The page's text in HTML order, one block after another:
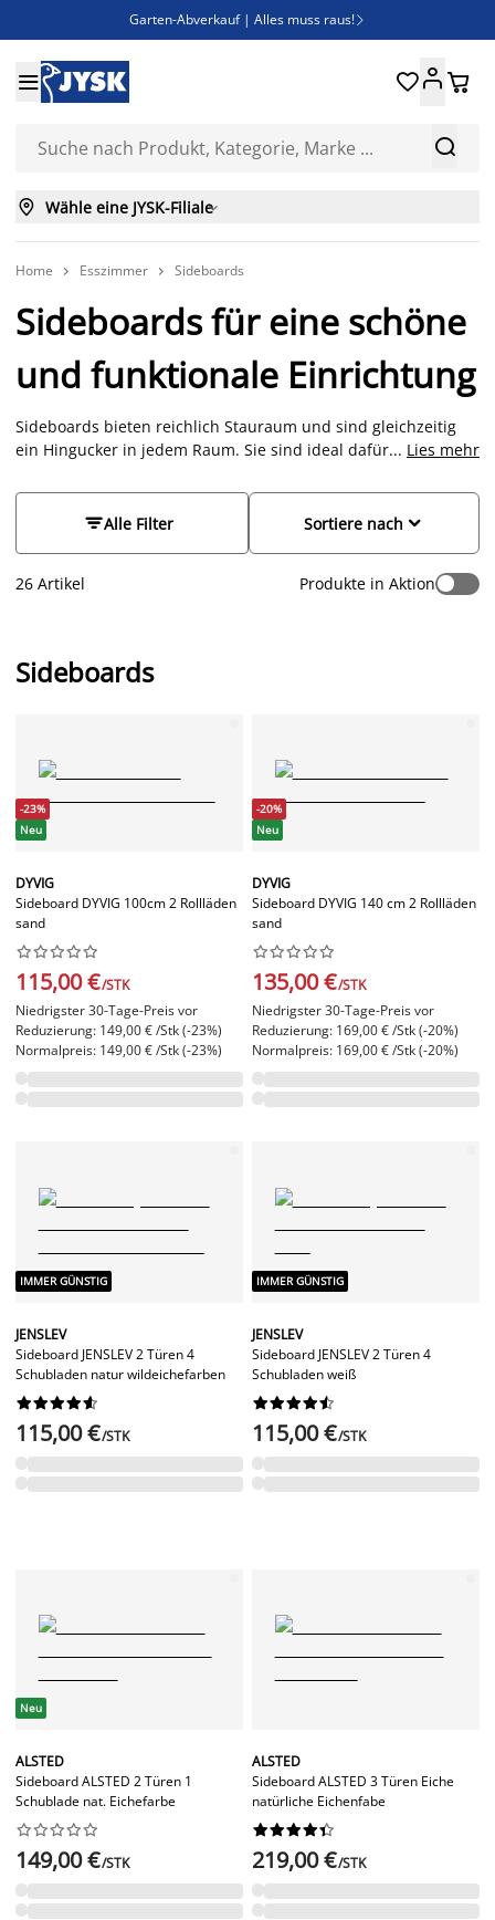
Garten-Abverkauf | Alles muss raus! 
Bist du Unternehmer? Entdecke JYSK-B2B
Esszimmerstuhl ADSLEV um nur 40€


 
 Wähle eine JYSK-Filiale
Home  Esszimmer  Sideboards
Sideboards für eine schöne
und funktionale Einrichtung
Sideboards bieten reichlich Stauraum und sind gleichzeitig
ein Hingucker in jedem Raum. Sie sind ideal dafür geeignet,
Stilelemente hervorzuheben. Ob du nun ein weißes
Sideboard, eines mit einem Fischgrätenmuster oder aus
von Sideboards, einschließlich Modelle mit Türen,
... Lies mehr
Alle Filter 
Sortiere nach
26 Artikel Produkte in Aktion
Sideboards
-23%
Neu
DYVIG
Sideboard DYVIG 100cm 2 Rollläden
sand






115,00 €/STK
Niedrigster 30-Tage-Preis vor
Reduzierung: 149,00 € /Stk (-23%)
Normalpreis: 149,00 € /Stk (-23%)
-20%
Neu
DYVIG
Sideboard DYVIG 140 cm 2 Rollläden
sand






135,00 €/STK
Niedrigster 30-Tage-Preis vor
Reduzierung: 169,00 € /Stk (-20%)
Normalpreis: 169,00 € /Stk (-20%)
IMMER GÜNSTIG
JENSLEV
Sideboard JENSLEV 2 Türen 4
Schubladen natur wildeichefarben






115,00 €/STK
IMMER GÜNSTIG
JENSLEV
Sideboard JENSLEV 2 Türen 4
Schubladen weiß






115,00 €/STK
Neu
ALSTED
Sideboard ALSTED 2 Türen 1
Schublade nat. Eichefarbe






149,00 €/STK
ALSTED
Sideboard ALSTED 3 Türen Eiche
natürliche Eichenfabe






219,00 €/STK